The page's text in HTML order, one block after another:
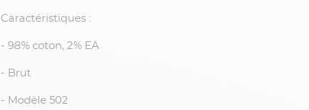
Caractéristiques :
- 98% coton, 2% EA
- Brut
- Modèle 502